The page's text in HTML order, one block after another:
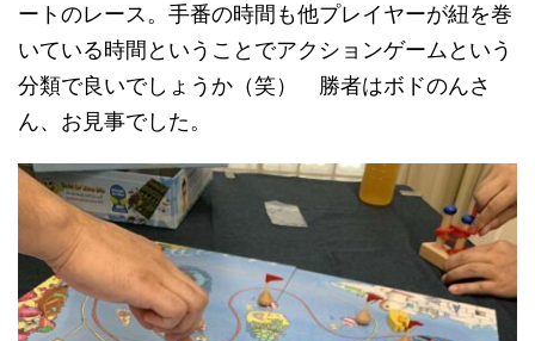
ートのレース。手番の時間も他プレイヤーが紐を巻
いている時間ということでアクションゲームという
分類で良いでしょうか（笑） 勝者はボドのんさ
ん、お見事でした。